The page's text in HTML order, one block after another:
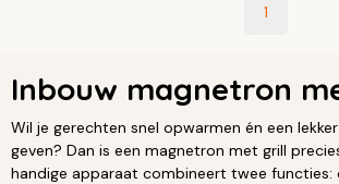
1
Inbouw magnetron
Wil je gerechten snel opwarmen én een
geven? Dan is een magnetron met grill
handige apparaat combineert twee functies: